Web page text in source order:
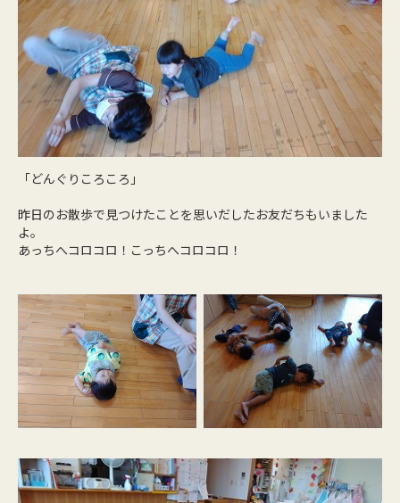
「どんぐりころころ」
昨日のお散歩で見つけたことを思いだしたお友だちもいました
よ。
あっちへコロコロ！こっちへコロコロ！